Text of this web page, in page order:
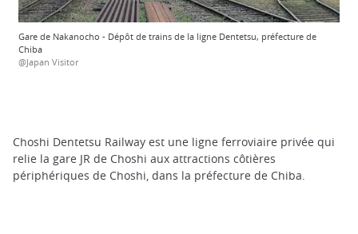
Gare de Nakanocho - Dépôt de trains de la ligne Dentetsu, préfecture de
Chiba
@Japan Visitor
Choshi Dentetsu Railway est une ligne ferroviaire privée qui
relie la gare JR de Choshi aux attractions côtières
périphériques de Choshi, dans la préfecture de Chiba.